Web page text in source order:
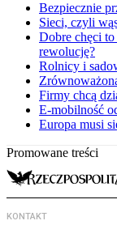
Bezpiecznie
Sieci, czyli
Dobre chęci to
rewolucję?
Rolnicy i
Firmy chcą
E-mobilność
Europa musi
Promowane treści
KONTAKT